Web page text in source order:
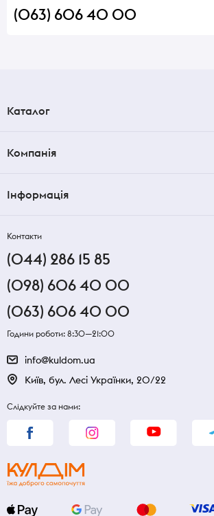
(063) 606 40 00
Каталог
Компанія
Інформація
Контакти
(044) 286 15 85
(098) 606 40 00
(063) 606 40 00
Години роботи: 8:30—21:00
info@kuldom.ua
Київ, бул. Лесі Українки, 20/22
Слідкуйте за нами: